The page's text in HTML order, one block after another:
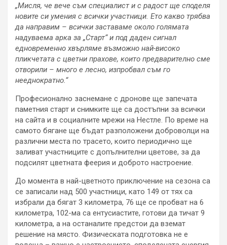
„Мисля, че вече съм специалист и с радост ще споделя
новите си умения с всички участници. Ето какво трябва
да направим – всички заставаме около голямата
надуваема арка за „Старт“ и под даден сигнал
едновременно хвърляме възможно най-високо
пликчетата с цветни прахове, които предварително сме
отворили – много е лесно, изпробвал съм го
нееднократно.“
Професионално заснемане с дронове ще запечата
паметния старт и снимките ще са достъпни за всички
на сайта и в социалните мрежи на Нестле. По време на
самото бягане ще бъдат разположени доброволци на
различни места по трасето, които периодично ще
заливат участниците с допълнителни цветове, за да
подсилят цветната феерия и доброто настроение.
До момента в най-цветното приключение на сезона са
се записали над 500 участници, като 149 от тях са
избрали да бягат 3 километра, 76 ще се пробват на 6
километра, 102-ма са ентусиастите, готови да тичат 9
километра, а на останалите предстои да вземат
решение на място. Физическата подготовка не е